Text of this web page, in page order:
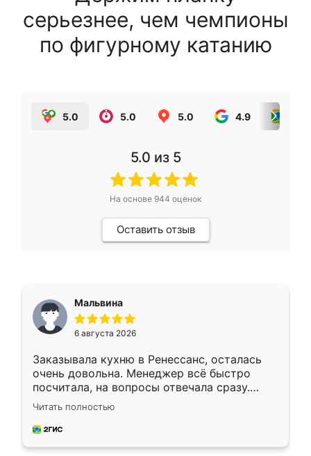
серьезнее, чем чемпионы
по фигурному катанию
5.0 5.0 5.0 4.9
5.0 из 5
На основе 944 оценок
Оставить отзыв
Мальвина
6 августа 2026
Заказывала кухню в Ренессанс, осталась
очень довольна. Менеджер всё быстро
посчитала, на вопросы отвечала сразу.
Замерщик приехал в субботу, подошёл к
делу со всей ответственностью. Собрали
за день, ребята работали аккуратно, даже
Читать полностью